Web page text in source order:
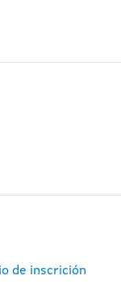
de inscrición